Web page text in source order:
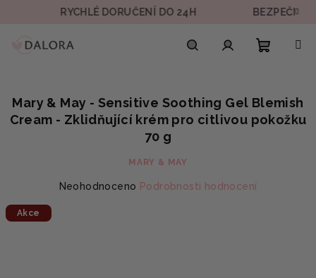
RYCHLÉ DORUČENÍ DO 24H BEZPEČNÁ
košík
Mary & May - Sensitive Soothing Gel Blemish
Cream - Zklidňující krém pro citlivou pokožku
70 g
MARY & MAY
Průměrné
Neohodnoceno Podrobnosti hodnocení
Akce